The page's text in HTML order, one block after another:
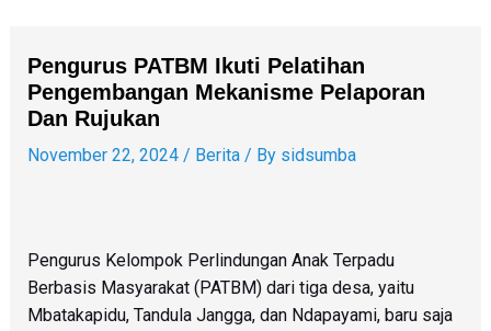
contentPengurus PATBM Ikuti Pelatihan
Pengembangan Mekanisme Pelaporan
Dan Rujukan
November 22, 2024 / Berita/ By sidsumba
Pengurus Kelompok Perlindungan Anak Terpadu
Berbasis Masyarakat (PATBM) dari tiga desa, yaitu
Mbatakapidu, Tandula Jangga, dan Ndapayami, baru saja